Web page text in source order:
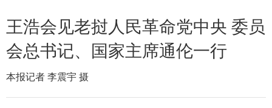
王浩会见老挝人民革命党中央 委员
会总书记、国家主席通伦一行
本报记者 李震宇 摄